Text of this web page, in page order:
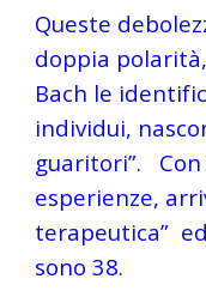
Queste
doppia
Bach le
individui,
guaritori”.
esperienze,
terapeutica”
sono 38.